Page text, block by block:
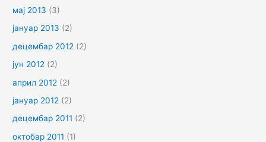
мај 2013 (3)
јануар 2013 (2)
децембар 2012 (2)
јун 2012 (2)
април 2012 (2)
јануар 2012 (2)
децембар 2011 (2)
октобар 2011 (1)